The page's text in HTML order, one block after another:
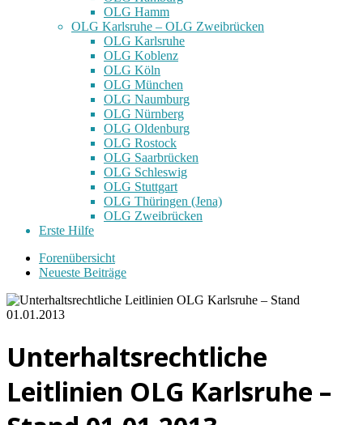
OLG Hamm
OLG Karlsruhe – OLG Zweibrücken
OLG Karlsruhe
OLG Koblenz
OLG Köln
OLG München
OLG Naumburg
OLG Nürnberg
OLG Oldenburg
OLG Rostock
OLG Saarbrücken
OLG Schleswig
OLG Stuttgart
OLG Thüringen (Jena)
OLG Zweibrücken
Erste Hilfe
Forenübersicht
Neueste Beiträge
Unterhaltsrechtliche
Leitlinien OLG Karlsruhe –